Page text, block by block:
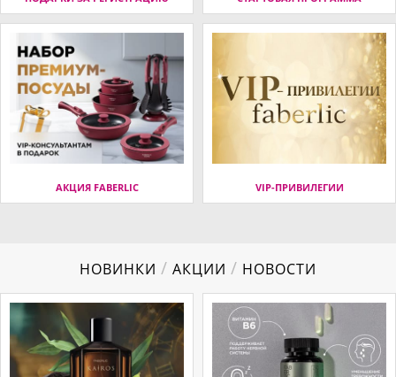
АКЦИЯ FABERLIC VIP-ПРИВИЛЕГИИ
НОВИНКИ / АКЦИИ / НОВОСТИ